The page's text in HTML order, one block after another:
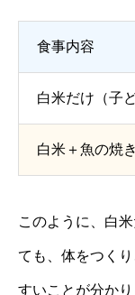
食事内容
白米だけ（子
白米＋魚の焼
このように、白
ても、体をつく
すいことが分かり